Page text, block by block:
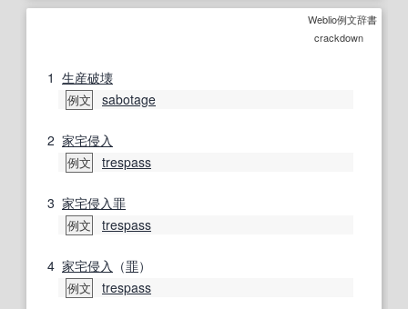
Weblio例文辞書
crackdown
1 生産破壊
例文 sabotage
2 家宅侵入
例文 trespass
3 家宅侵入罪
例文 trespass
4 家宅侵入 （罪）
例文 trespass